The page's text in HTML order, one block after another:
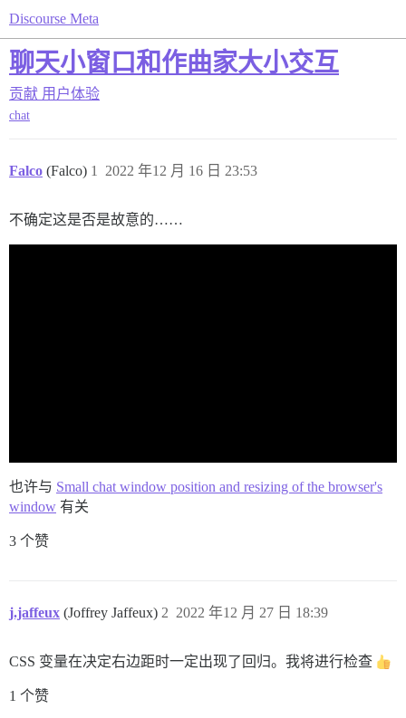
Discourse Meta
聊天小窗口和作曲家大小交互
贡献 用户体验
chat
Falco (Falco) 2022 年12 月 16 日 23:53
1
不确定这是否是故意的……
也许与 Small chat window position and resizing of the browser's
window 有关
3 个赞
j.jaffeux (Joffrey Jaffeux) 2022 年12 月 27 日 18:39
2
CSS 变量在决定右边距时一定出现了回归。我将进行检查
1 个赞